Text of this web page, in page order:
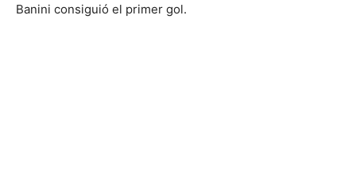
Banini consiguió el primer gol.